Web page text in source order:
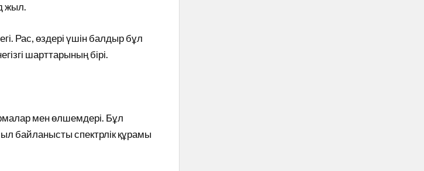
жыл.
Рас, өздері үшін балдыр бұл
шарттарының бірі.
мен өлшемдері. Бұл
байланысты спектрлік құрамы